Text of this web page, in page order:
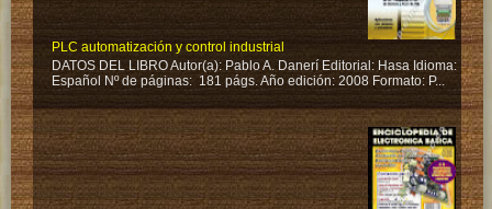
PLC automatización y control industrial
DATOS DEL LIBRO Autor(a): Pablo A. Danerí Editorial: Hasa Idioma:
Español Nº de páginas: 181 págs. Año edición: 2008 Formato: P...